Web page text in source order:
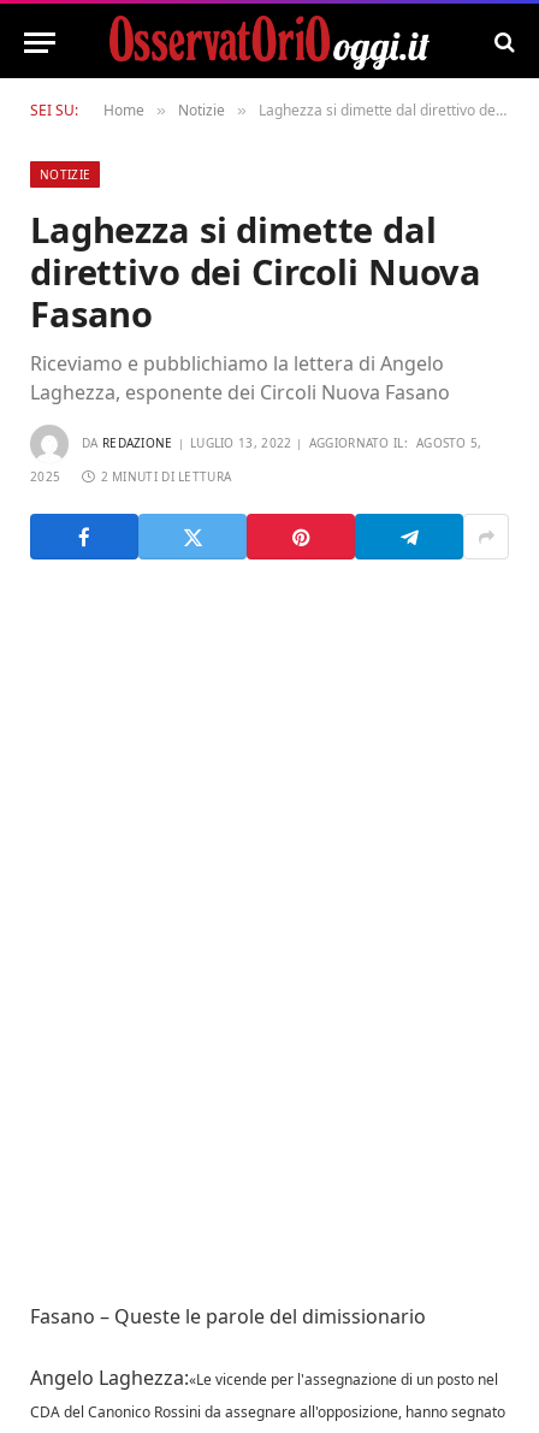
SEI SU: Home » Notizie » Laghezza si dimette dal direttivo dei Circoli Nuova Fasano
NOTIZIE
Laghezza si dimette dal
direttivo dei Circoli Nuova
Fasano
Riceviamo e pubblichiamo la lettera di Angelo
Laghezza, esponente dei Circoli Nuova Fasano
DA REDAZIONE LUGLIO 13, 2022 AGGIORNATO IL: AGOSTO 5,
2025 2 MINUTI DI LETTURA
Fasano – Queste le parole del dimissionario
Angelo Laghezza:«Le vicende per l'assegnazione di un posto nel
CDA del Canonico Rossini da assegnare all'opposizione, hanno segnato